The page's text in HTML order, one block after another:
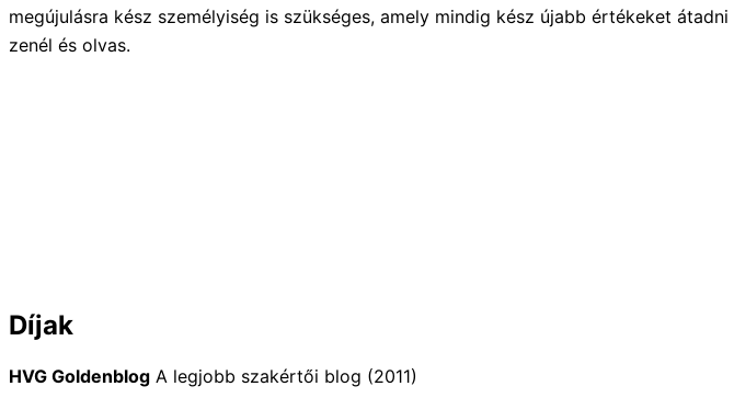
megújulásra kész személyiség is szükséges, amely mindig kész újabb értékeket
zenél és olvas.
Díjak
HVG Goldenblog A legjobb szakértői blog (2011)